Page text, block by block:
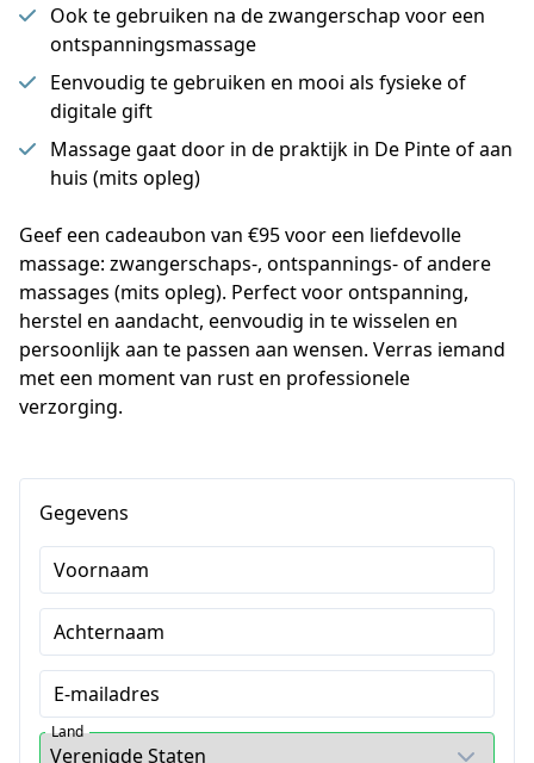
Ook te gebruiken na de zwangerschap voor een
ontspanningsmassage
Eenvoudig te gebruiken en mooi als fysieke of
digitale gift
Massage gaat door in de praktijk in De Pinte of aan
huis (mits opleg)
Geef een cadeaubon van €95 voor een liefdevolle
massage: zwangerschaps-, ontspannings- of andere
massages (mits opleg). Perfect voor ontspanning,
herstel en aandacht, eenvoudig in te wisselen en
persoonlijk aan te passen aan wensen. Verras iemand
met een moment van rust en professionele
verzorging.
Gegevens
Voornaam
Achternaam
E-mailadres
Land